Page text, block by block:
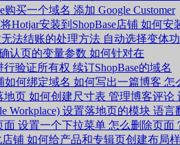
购买一个域名 添加 Google Customer
Hotjar安装到ShopBase店铺 如何安
法结账的处理方法 自动选择变体功
认页的变量参数 如何针对在
行验证所有权 续订ShopBase的域名
如何绑定域名 如何写出一篇博客 怎
地页 如何创建尺寸表 管理博客评论
Workplace) 设置落地页的模块 语言
面 设置一个下拉菜单 怎么删除页面
店铺 如何给产品和专辑页创建布局样